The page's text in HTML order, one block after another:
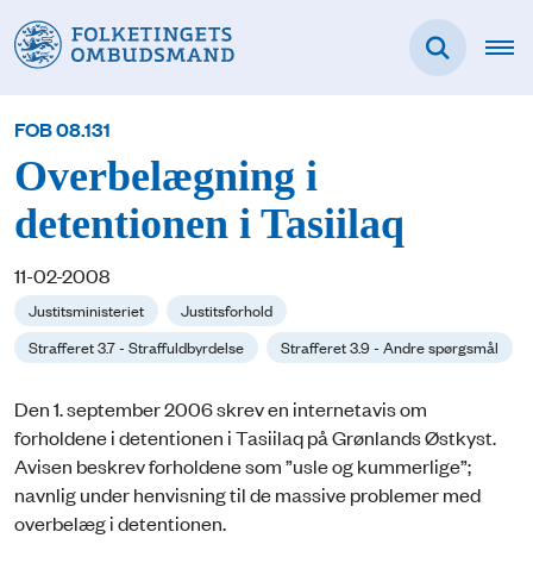
FOB 08.131
Overbelægning i
detentionen i Tasiilaq
11-02-2008
Justitsministeriet
Justitsforhold
Strafferet 3.7 - Straffuldbyrdelse
Strafferet 3.9 - Andre spørgsmål
Den 1. september 2006 skrev en internetavis om
forholdene i detentionen i Tasiilaq på Grønlands Østkyst.
Avisen beskrev forholdene som ”usle og kummerlige”;
navnlig under henvisning til de massive problemer med
overbelæg i detentionen.